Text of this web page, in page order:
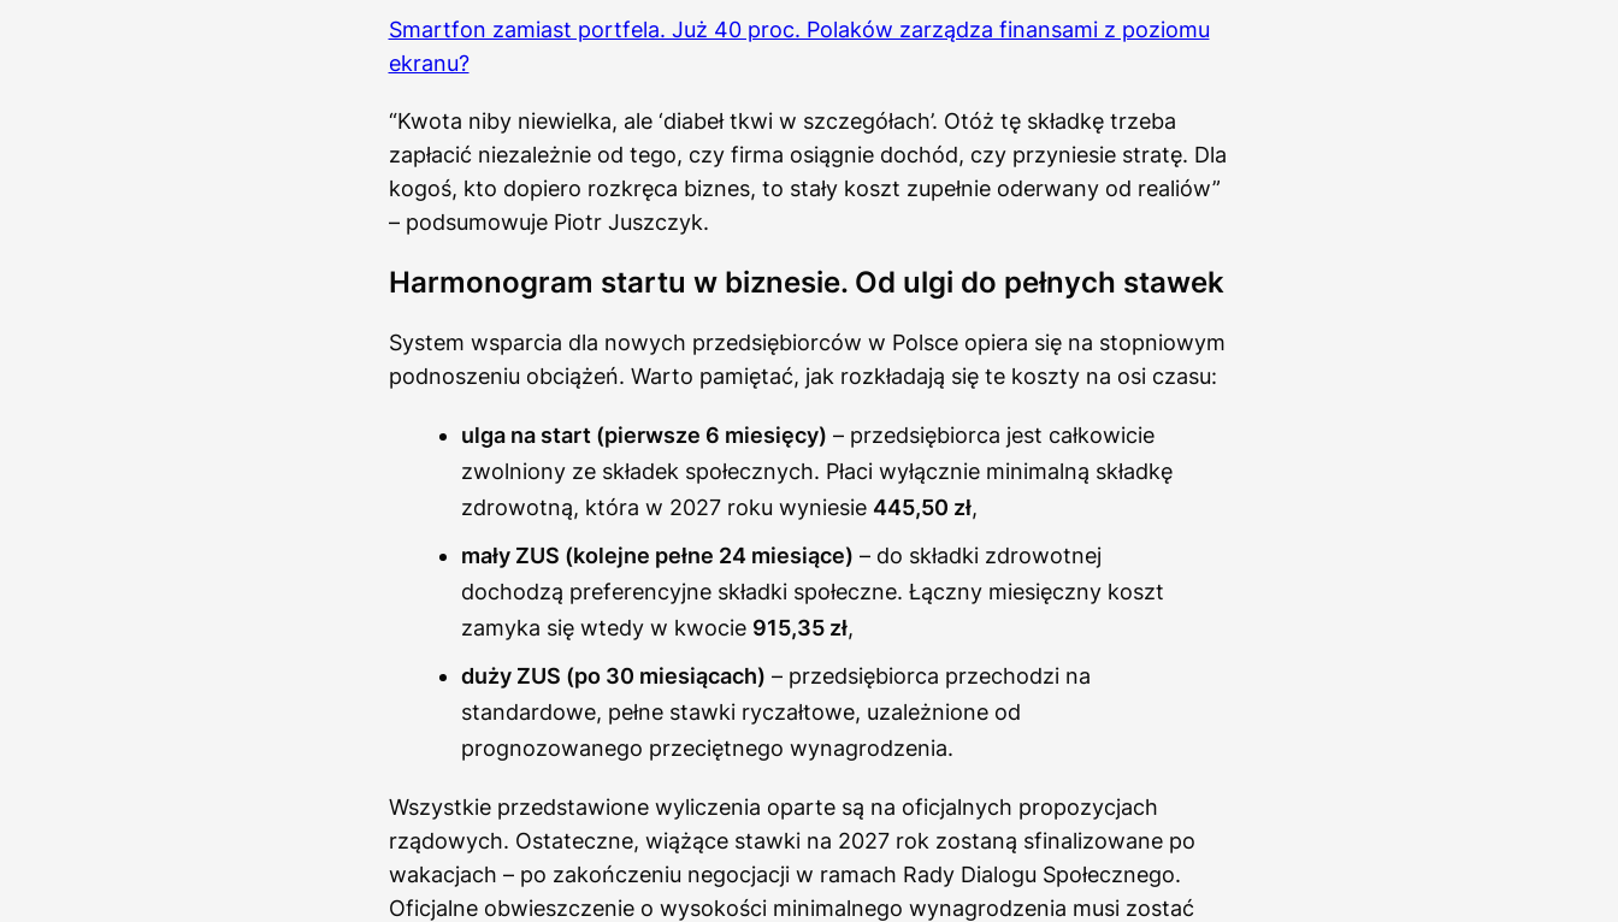
Smartfon zamiast portfela. Już 40 proc. Polaków zarządza finansami z poziomu
ekranu?
“Kwota niby niewielka, ale ‘diabeł tkwi w szczegółach’. Otóż tę składkę trzeba
zapłacić niezależnie od tego, czy firma osiągnie dochód, czy przyniesie stratę. Dla
kogoś, kto dopiero rozkręca biznes, to stały koszt zupełnie oderwany od realiów”
– podsumowuje Piotr Juszczyk.
Harmonogram startu w biznesie. Od ulgi do pełnych stawek
System wsparcia dla nowych przedsiębiorców w Polsce opiera się na stopniowym
podnoszeniu obciążeń. Warto pamiętać, jak rozkładają się te koszty na osi czasu:
ulga na start (pierwsze 6 miesięcy) – przedsiębiorca jest całkowicie
zwolniony ze składek społecznych. Płaci wyłącznie minimalną składkę
zdrowotną, która w 2027 roku wyniesie 445,50 zł,
mały ZUS (kolejne pełne 24 miesiące) – do składki zdrowotnej
dochodzą preferencyjne składki społeczne. Łączny miesięczny koszt
zamyka się wtedy w kwocie 915,35 zł,
duży ZUS (po 30 miesiącach) – przedsiębiorca przechodzi na
standardowe, pełne stawki ryczałtowe, uzależnione od
prognozowanego przeciętnego wynagrodzenia.
Wszystkie przedstawione wyliczenia oparte są na oficjalnych propozycjach
rządowych. Ostateczne, wiążące stawki na 2027 rok zostaną sfinalizowane po
wakacjach – po zakończeniu negocjacji w ramach Rady Dialogu Społecznego.
Oficjalne obwieszczenie o wysokości minimalnego wynagrodzenia musi zostać